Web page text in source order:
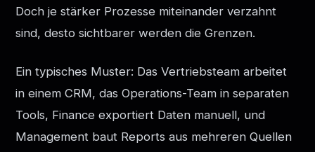
Doch je stärker Prozesse miteinander verzahnt
sind, desto sichtbarer werden die Grenzen.
Ein typisches Muster: Das Vertriebsteam arbeitet
in einem CRM, das Operations-Team in separaten
Tools, Finance exportiert Daten manuell, und
Management baut Reports aus mehreren Quellen